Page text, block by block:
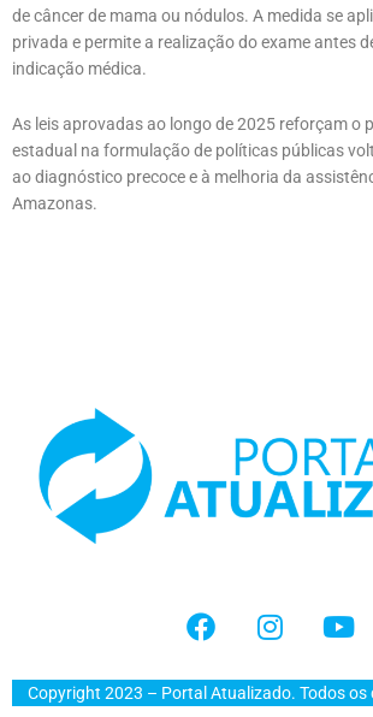
de câncer de mama ou nódulos. A medida se
privada e permite a realização do exame antes
indicação médica.
As leis aprovadas ao longo de 2025 reforçam o
estadual na formulação de políticas públicas
ao diagnóstico precoce e à melhoria da
Amazonas.
Copyright 2023 – Portal Atualizado. Todos os